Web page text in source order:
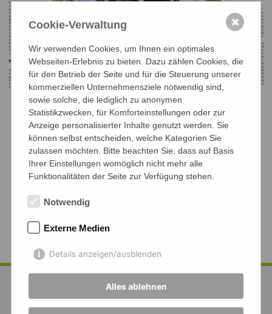
Das Podcast über Alkoven im Schloss Jever
von Marie Rose und Fynn Kammann kann man
hierhören.
Den Bericht über das Leben der Großmutter
von Lilli Vogt auf einem Hiof in Brandenburg
gibt es
zu lesen.
Cookie-Verwaltung
Wir verwenden Cookies, um Ihnen ein optimales
Webseiten-Erlebnis zu bieten. Dazu zählen Cookies, die
für den Betrieb der Seite und für die Steuerung unserer
kommerziellen Unternehmensziele notwendig sind,
sowie solche, die lediglich zu anonymen
Statistikzwecken, für Komforteinstellungen oder zur
Anzeige personalisierter Inhalte genutzt werden. Sie
können selbst entscheiden, welche Kategorien Sie
zulassen möchten. Bitte beachten Sie, dass auf Basis
Ihrer Einstellungen womöglich nicht mehr alle
Funktionalitäten der Seite zur Verfügung stehen.
Notwendig
Externe Medien
Details anzeigen/ausblenden
Alles ablehnen
✖